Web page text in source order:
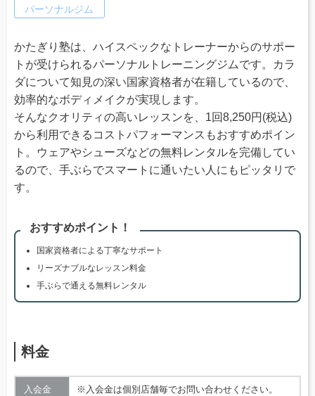
パーソナルジム
かたぎり塾は、ハイスペックなトレーナーからのサポー
トが受けられるパーソナルトレーニングジムです。カラ
ダについて知見の深い国家資格者が在籍しているので、
効率的なボディメイクが実現します。
そんなクオリティの高いレッスンを、1回8,250円(税込)
から利用できるコストパフォーマンスもおすすめポイン
ト。ウェアやシューズなどの無料レンタルを完備してい
るので、手ぶらでスマートに通いたい人にもピッタリで
す。
おすすめポイント！
国家資格者による丁寧なサポート
リーズナブルなレッスン料金
手ぶらで通える無料レンタル
料金
入会金 ※入会金は個別店舗毎でお問い合わせください。